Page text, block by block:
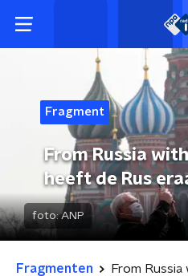
Fragment
From Russia
heeft de Rus
foto:ANP
Fragmenten